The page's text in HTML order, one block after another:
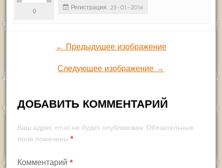
0
Регистрация: 23-01-2016
← Предыдущее изображение
Следующее изображение →
ДОБАВИТЬ КОММЕНТАРИЙ
Ваш адрес email не будет опубликован. Обязательные
поля помечены *
Комментарий *